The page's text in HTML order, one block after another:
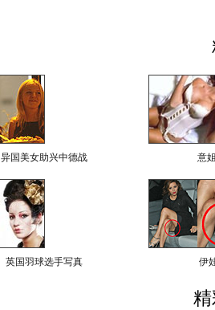
异国美女助兴中德战 意
英国羽球选手写真 伊